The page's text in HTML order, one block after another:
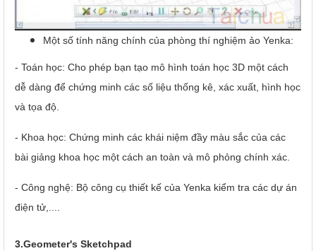
Một số tính năng chính của phòng thí nghiệm ảo Yenka:
- Toán học: Cho phép bạn tạo mô hình toán học 3D một cách
dễ dàng để chứng minh các số liệu thống kê, xác xuất, hình học
và tọa độ.
- Khoa học: Chứng minh các khái niệm đầy màu sắc của các
bài giảng khoa học một cách an toàn và mô phỏng chính xác.
- Công nghệ: Bộ công cụ thiết kế của Yenka kiểm tra các dự án
điện tử,....
3.Geometer's Sketchpad